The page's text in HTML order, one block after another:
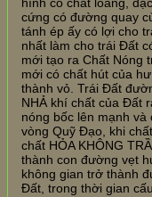
hình có chất loãng,
cứng có đường quay
tánh ép ấy có lợi cho
nhất làm cho trái Đất
mới tạo ra Chất Nóng
mới có chất hút của
thành vỏ. Trái Đất
NHẢ khí chất của Đất
nóng bốc lên mạnh
vòng Quỹ Đạo, khi
chất HỎA KHÔNG
thành con đường vẹt
không gian trở thành
Đất, trong thời gian